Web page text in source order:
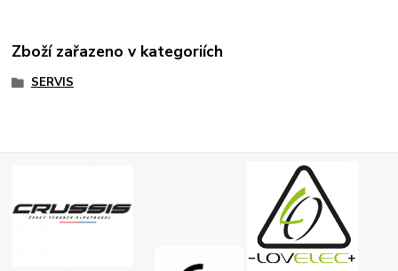
Zboží zařazeno v kategoriích
SERVIS